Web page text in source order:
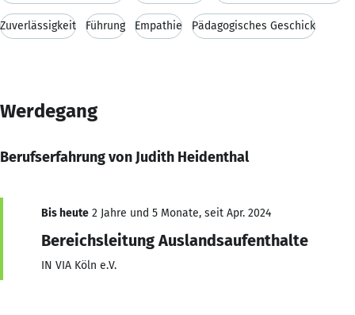
Zuverlässigkeit Führung Empathie Pädagogisches Geschick
Werdegang
Berufserfahrung von Judith Heidenthal
Bis heute 2 Jahre und 5 Monate, seit Apr. 2024
Bereichsleitung Auslandsaufenthalte
IN VIA Köln e.V.